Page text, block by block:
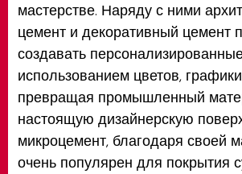
мастерстве. Наряду с ними
цемент и декоративный цемент
создавать
использованием цветов,
превращая промышленный
настоящую дизайнерскую
микроцемент, благодаря своей
очень популярен для покрытия